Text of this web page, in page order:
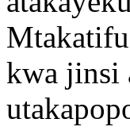
kwa jinsi